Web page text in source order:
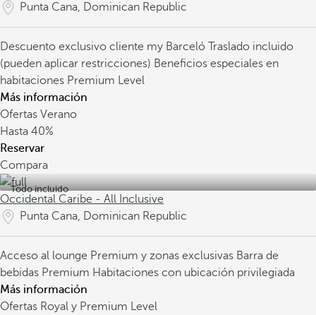
Punta Cana, Dominican Republic
Descuento exclusivo cliente my Barceló Traslado incluido
(pueden aplicar restricciones) Beneficios especiales en
habitaciones Premium Level
Más información
Ofertas Verano
Hasta 40%
Reservar
Compara
Todo incluido
Occidental Caribe - All Inclusive
Punta Cana, Dominican Republic
Acceso al lounge Premium y zonas exclusivas Barra de
bebidas Premium Habitaciones con ubicación privilegiada
Más información
Ofertas Royal y Premium Level